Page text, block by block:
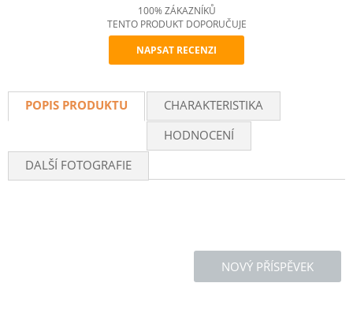
Recommend
100% ZÁKAZNÍKŮ
TENTO PRODUKT DOPORUČUJE
NAPSAT RECENZI
POPIS PRODUKTU
CHARAKTERISTIKA
HODNOCENÍ
DALŠÍ FOTOGRAFIE
NOVÝ PŘÍSPĚVEK